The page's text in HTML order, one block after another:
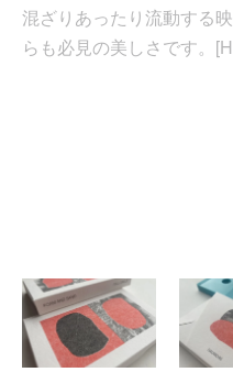
混ざりあったり流動する
らも必見の美しさです。